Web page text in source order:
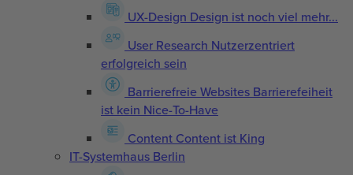
UX-Design Design ist noch viel mehr...
User Research Nutzerzentriert
erfolgreich sein
Barrierefreie Websites Barrierefeiheit
ist kein Nice-To-Have
Content Content ist King
IT-Systemhaus Berlin